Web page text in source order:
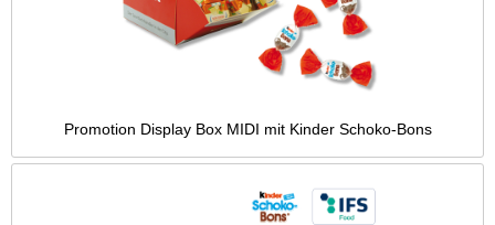
Promotion Display Box MIDI mit Kinder Schoko-Bons